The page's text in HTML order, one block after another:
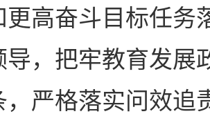
更高奋斗目标任务
导，把牢教育发展
，严格落实问效追